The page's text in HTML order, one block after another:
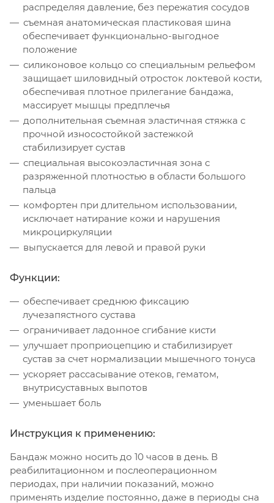
распределяя давление, без пережатия сосудов
съемная анатомическая пластиковая шина
обеспечивает функционально-выгодное
положение
силиконовое кольцо со специальным рельефом
защищает шиловидный отросток локтевой кости,
обеспечивая плотное прилегание бандажа,
массирует мышцы предплечья
дополнительная съемная эластичная стяжка с
прочной износостойкой застежкой
стабилизирует сустав
специальная высокоэластичная зона с
разряженной плотностью в области большого
пальца
комфортен при длительном использовании,
исключает натирание кожи и нарушения
микроциркуляции
выпускается для левой и правой руки
Функции:
обеспечивает среднюю фиксацию
лучезапястного сустава
ограничивает ладонное сгибание кисти
улучшает проприоцепцию и стабилизирует
сустав за счет нормализации мышечного тонуса
ускоряет рассасывание отеков, гематом,
внутрисуставных выпотов
уменьшает боль
Инструкция к применению:
Бандаж можно носить до 10 часов в день. В
реабилитационном и послеоперационном
периодах, при наличии показаний, можно
применять изделие постоянно, даже в периоды сна